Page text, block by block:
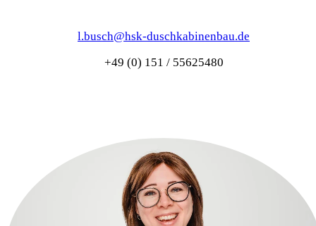
l.busch@hsk-duschkabinenbau.de
+49 (0) 151 / 55625480